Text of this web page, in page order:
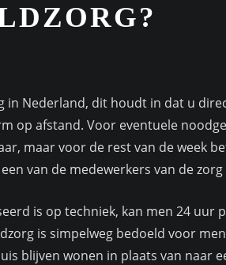
in Nederland, dit houdt in dat u
op afstand. Voor eventuele
maar voor de rest van de week
van de medewerkers van de
is op techniek, kan men 24 uur
is simpelweg bedoeld voor
blijven wonen in plaats van naar